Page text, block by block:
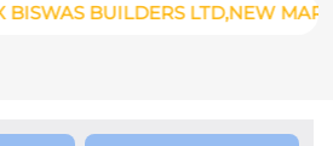
LTD,NEW MARKET, DHAKA-